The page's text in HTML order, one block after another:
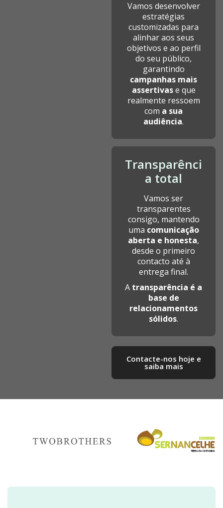
Vamos desenvolver
estratégias
customizadas para
alinhar aos seus
objetivos e ao perfil
do seu público,
garantindo
campanhas mais
assertivase que
realmente ressoem
com a sua
audiência.
Transparênci
a total
Vamos ser
transparentes
consigo, mantendo
uma comunicação
aberta e honesta,
desde o primeiro
contacto até à
entrega final.
A transparência é a
base de
relacionamentos
sólidos.
Contacte-nos hoje e
saiba mais​